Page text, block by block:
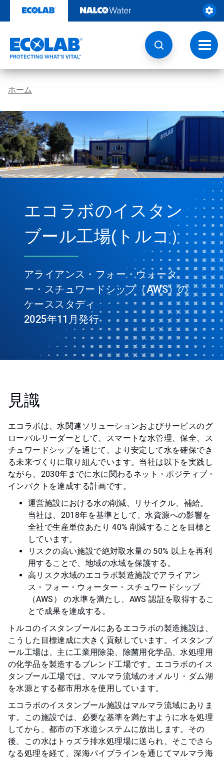
テ
る
ト
グ
ル
ナ
ョ
ホーム
エコラボのイスタン
ブール工場(トルコ）
アライアンス・フォー・ウォータ
ー・スチュワードシップ（AWS）の
ケーススタディ
2025年11月発行
見識
エコラボは、水関連ソリューションおよびサービスのグ
ローバルリーダーとして、スマートな水管理、保全、ス
チュワードシップを通じて、より安定して水を確保でき
る未来づくりに取り組んでいます。当社は以下を実践し
ながら、2030年までに水に関わるネット・ポジティブ・
インパクトを達成する計画です。
運営施設における水の削減、リサイクル、補給。
当社は、2018年を基準として、水資源への影響を
全社で生産単位あたり 40% 削減することを目標と
しています。
リスクの高い施設で絶対取水量の 50% 以上を再利
用することで、地域の水域を保護する。
高リスク水域のエコラボ製造施設でアライアン
ス・フォー・ウォーター・スチュワードシップ
（AWS） の水準を満たし、AWS 認証を取得するこ
とで成果を達成する。
トルコのイスタンブールにあるエコラボの製造施設は、
こうした目標達成に大きく貢献しています。イスタンブ
ール工場は、主に工業用除染、除菌用化学品、水処理用
の化学品を製造するブレンド工場です。エコラボのイス
タンブール工場では、マルマラ流域のオメルリ・ダム湖
を水源とする都市用水を使用しています。
エコラボのイスタンブール施設はマルマラ流域にありま
す。この施設では、必要な基準を満たすように水を処理
してから、都市の下水道システムに放出します。その
後、この水はトゥズラ排水処理場に送られ、そこでさら
なる処理を経て、深海パイプラインを通じてマルマラ海